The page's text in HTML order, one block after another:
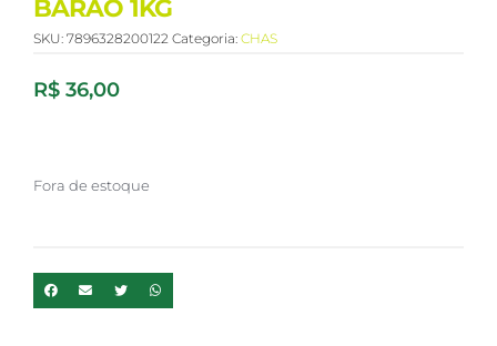
BARAO 1KG
SKU: 7896328200122 Categoria: CHAS
R$ 36,00
Fora de estoque